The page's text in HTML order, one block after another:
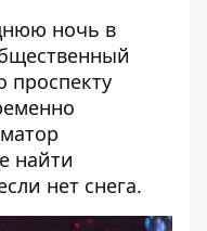
ночь в
проспекту
найти
нет снега.